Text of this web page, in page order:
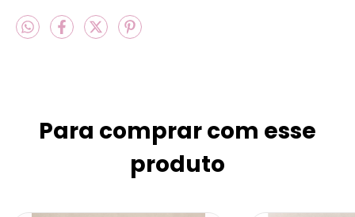
Para comprar com esse
produto